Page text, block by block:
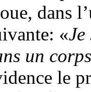
dans
«Je
un
le